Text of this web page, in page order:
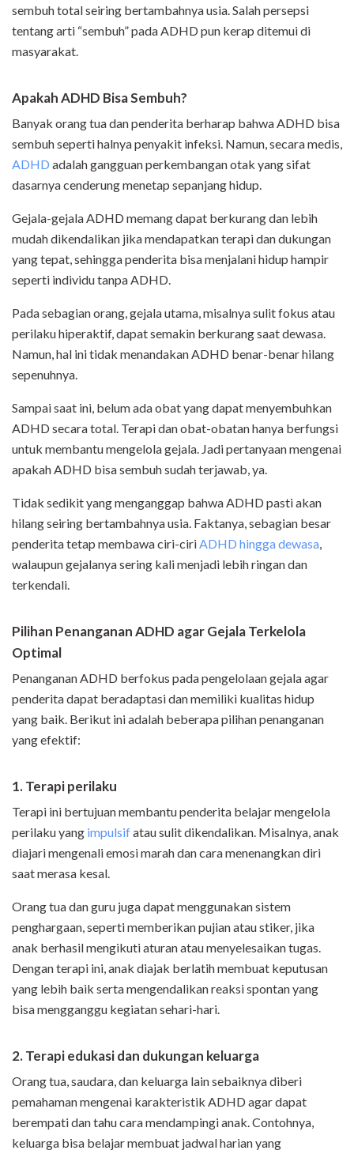
sembuh total seiring bertambahnya usia. Salah persepsi
tentang arti “sembuh” pada ADHD pun kerap ditemui di
masyarakat.
Apakah ADHD Bisa Sembuh?
Banyak orang tua dan penderita berharap bahwa ADHD bisa
sembuh seperti halnya penyakit infeksi. Namun, secara medis,
ADHD adalah gangguan perkembangan otak yang sifat
dasarnya cenderung menetap sepanjang hidup.
Gejala-gejala ADHD memang dapat berkurang dan lebih
mudah dikendalikan jika mendapatkan terapi dan dukungan
yang tepat, sehingga penderita bisa menjalani hidup hampir
seperti individu tanpa ADHD.
Pada sebagian orang, gejala utama, misalnya sulit fokus atau
perilaku hiperaktif, dapat semakin berkurang saat dewasa.
Namun, hal ini tidak menandakan ADHD benar-benar hilang
sepenuhnya.
Sampai saat ini, belum ada obat yang dapat menyembuhkan
ADHD secara total. Terapi dan obat-obatan hanya berfungsi
untuk membantu mengelola gejala. Jadi pertanyaan mengenai
apakah ADHD bisa sembuh sudah terjawab, ya.
Tidak sedikit yang menganggap bahwa ADHD pasti akan
hilang seiring bertambahnya usia. Faktanya, sebagian besar
penderita tetap membawa ciri-ciri ADHD hingga dewasa
walaupun gejalanya sering kali menjadi lebih ringan dan
terkendali.
Pilihan Penanganan ADHD agar Gejala Terkelola
Optimal
Penanganan ADHD berfokus pada pengelolaan gejala agar
penderita dapat beradaptasi dan memiliki kualitas hidup
yang baik. Berikut ini adalah beberapa pilihan penanganan
yang efektif:
1. Terapi perilaku
Terapi ini bertujuan membantu penderita belajar mengelola
perilaku yang impulsifatau sulit dikendalikan. Misalnya, anak
diajari mengenali emosi marah dan cara menenangkan diri
saat merasa kesal.
Orang tua dan guru juga dapat menggunakan sistem
penghargaan, seperti memberikan pujian atau stiker, jika
anak berhasil mengikuti aturan atau menyelesaikan tugas.
Dengan terapi ini, anak diajak berlatih membuat keputusan
yang lebih baik serta mengendalikan reaksi spontan yang
bisa mengganggu kegiatan sehari-hari.
2. Terapi edukasi dan dukungan keluarga
Orang tua, saudara, dan keluarga lain sebaiknya diberi
pemahaman mengenai karakteristik ADHD agar dapat
berempati dan tahu cara mendampingi anak. Contohnya,
keluarga bisa belajar membuat jadwal harian yang